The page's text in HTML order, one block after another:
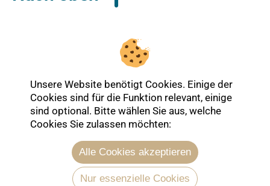
Unsere Website benötigt Cookies. Einige der
Cookies sind für die Funktion relevant, einige
sind optional. Bitte wählen Sie aus, welche
Cookies Sie zulassen möchten:
Alle Cookies akzeptieren
Nur essenzielle Cookies